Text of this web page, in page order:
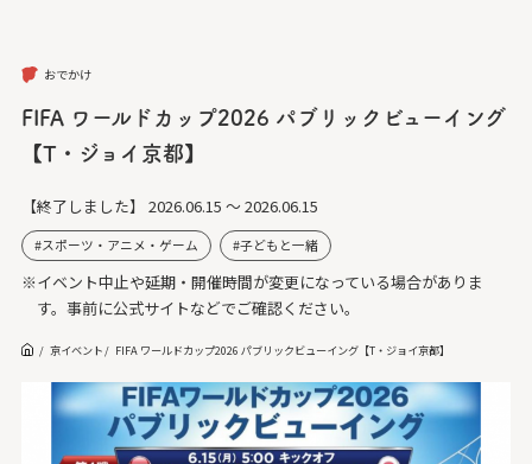
おでかけ
FIFA ワールドカップ2026 パブリックビューイング
【T・ジョイ京都】
【終了しました】 2026.06.15 ～ 2026.06.15
スポーツ・アニメ・ゲーム 子どもと一緒
※イベント中止や延期・開催時間が変更になっている場合がありま
す。事前に公式サイトなどでご確認ください。
京イベント FIFA ワールドカップ2026 パブリックビューイング【T・ジョイ京都】